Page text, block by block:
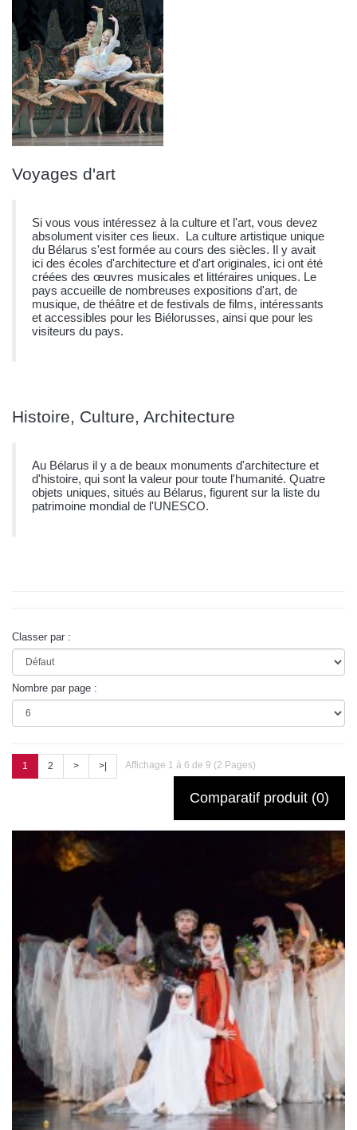
Voyages d'art
Si vous vous intéressez à la culture et l'art, vous devez
absolument visiter ces lieux. La culture artistique unique
du Bélarus s'est formée au cours des siècles. Il y avait
ici des écoles d'architecture et d'art originales, ici ont été
créées des œuvres musicales et littéraires uniques. Le
pays accueille de nombreuses expositions d'art, de
musique, de théâtre et de festivals de films, intéressants
et accessibles pour les Biélorusses, ainsi que pour les
visiteurs du pays.
Histoire, Culture, Architecture
Au Bélarus il y a de beaux monuments d'architecture et
d'histoire, qui sont la valeur pour toute l'humanité. Quatre
objets uniques, situés au Bélarus, figurent sur la liste du
patrimoine mondial de l'UNESCO.
Classer par :
Nombre par page :
1 2 > >| Affichage 1 à 6 de 9 (2 Pages)
Comparatif produit (0)